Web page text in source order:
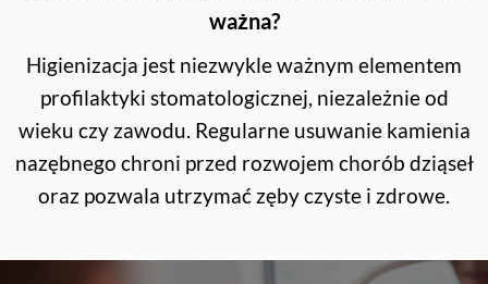
ważna?
Higienizacja jest niezwykle ważnym elementem
profilaktyki stomatologicznej, niezależnie od
wieku czy zawodu. Regularne usuwanie kamienia
nazębnego chroni przed rozwojem chorób dziąseł
oraz pozwala utrzymać zęby czyste i zdrowe.